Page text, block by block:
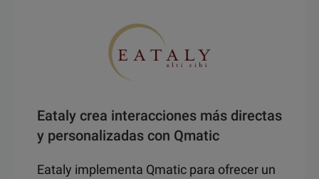
Eataly crea interacciones más directas
y personalizadas con Qmatic
Eataly implementa Qmatic para ofrecer un